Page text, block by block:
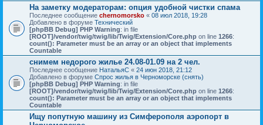
На заметку модераторам: опция удобной чистки спама
Последнее сообщение chernomorsko « 08 июл 2018, 19:28
Добавлено в форуме Технический
[phpBB Debug] PHP Warning: in file
[ROOT]/vendor/twig/twig/lib/Twig/Extension/Core.php on line 1266:
count(): Parameter must be an array or an object that implements
Countable
снимем недорого жилье 24.08-01.09 на 2 чел.
Последнее сообщение НатальяС « 24 июн 2018, 21:12
Добавлено в форуме Спрос жилья в Черноморске (снять)
[phpBB Debug] PHP Warning: in file
[ROOT]/vendor/twig/twig/lib/Twig/Extension/Core.php on line 1266:
count(): Parameter must be an array or an object that implements
Countable
Ищу попутную машину из Симферополя аэропорт в